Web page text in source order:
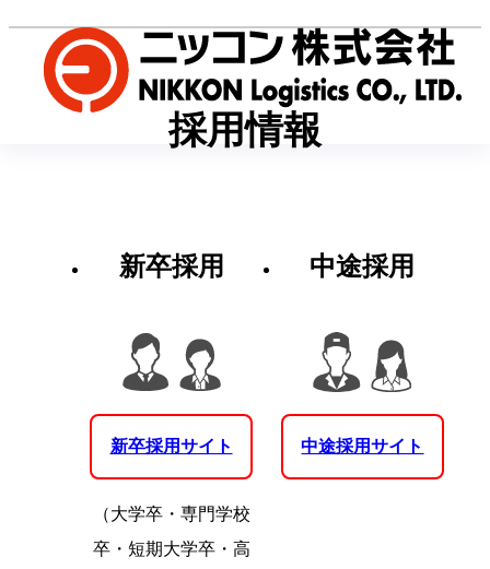
採用情報
新卒採用
新卒採用サイト
（大学卒・専門学校
卒・短期大学卒・高
中途採用
中途採用サイト